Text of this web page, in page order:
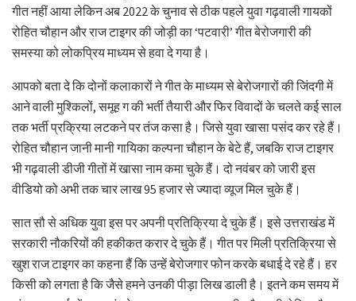
गीत नहीं आया लेकिन अब 2022 के चुनाव से ठीक पहले युवा गढ़वाली गायकों
रोहित चौहान और राज टाइगर की जोड़ी का ‘पटवारी’ गीत बेरोजगारी की
समस्या को लोकप्रिय माध्यम से हवा दे गया है।
आपको बता दे कि दोनों कलाकारों ने गीत के माध्यम से बेरोजगारों की जिंदगी में
आने वाली मुश्किलों, समूह ग की भर्ती तैयारी और फिर विवादों के चलते कई साल
तक भर्ती प्रक्रिया लटकने पर तंज कसा है। जिसे युवा खासा पसंद कर रहे हैं।
रोहित चौहान जानी मानी गायिका कल्पना चौहान के बेटे हैं, जबकि राज टाइगर
भी गढ़वाली डीजी गीतों में खासा नाम कमा चुके हैं। दो नवंबर को जारी इस
वीडियो को अभी तक चार लाख 95 हजार से ज्यादा व्यूज मिल चुके हैं।
सात सौ से अधिक युवा इस पर अपनी प्रतिक्रिया दे चुके हैं। इसे उत्तराखंड में
सरकारी नौकरियों की हकीकत करार दे चुके हैं। गीत पर मिली प्रतिक्रिया से
खुश राज टाइगर का कहना हैं कि उन्हें बेरोजगार फोन करके बधाई दे रहे हैं। हर
किसी को लगता है कि जैसे हमने उनकी पीड़ा लिख डाली है। इतने कम समय में